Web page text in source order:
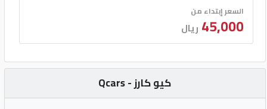
السعر إبتداء من
45,000 ريال
كيو كارز - Qcars